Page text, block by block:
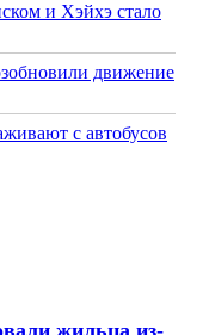
и Хэйхэ стало
движение
с автобусов
жильца из-